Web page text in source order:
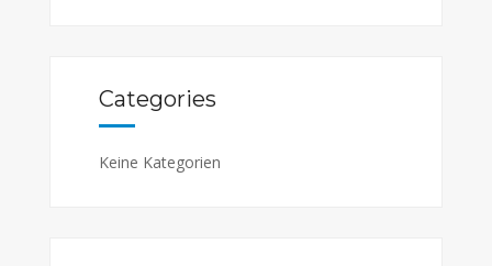
Categories
Keine Kategorien